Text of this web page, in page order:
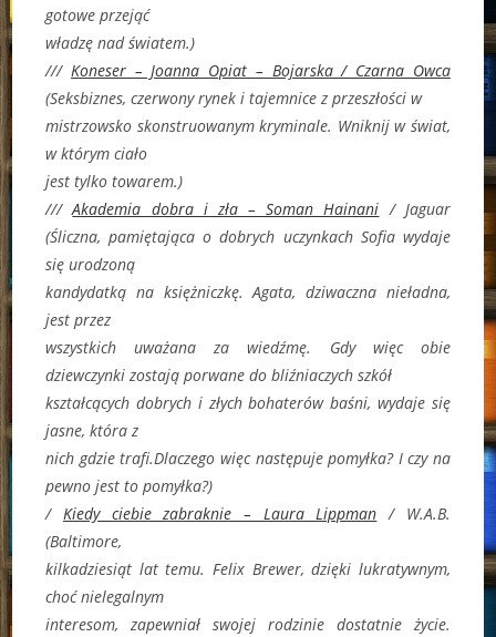
gotowe przejąć
władzę nad światem.)
/// Koneser – Joanna Opiat – Bojarska / Czarna Owca
(Seksbiznes, czerwony rynek i tajemnice z przeszłości w
mistrzowsko skonstruowanym kryminale. Wniknij w świat,
w którym ciało
jest tylko towarem.)
///Akademia dobra i zła – Soman Hainani / Jaguar
(Śliczna, pamiętająca o dobrych uczynkach Sofia wydaje
się urodzoną
kandydatką na księżniczkę. Agata, dziwaczna nieładna,
jest przez
wszystkich uważana za wiedźmę. Gdy więc obie
dziewczynki zostają porwane do bliźniaczych szkół
kształcących dobrych i złych bohaterów baśni, wydaje się
jasne, która z
nich gdzie trafi.Dlaczego więc następuje pomyłka? I czy na
pewno jest to pomyłka?)
/ Kiedy ciebie zabraknie – Laura Lippman / W.A.B.
(Baltimore,
kilkadziesiąt lat temu. Felix Brewer, dzięki lukratywnym,
choć nielegalnym
interesom, zapewniał swojej rodzinie dostatnie życie.